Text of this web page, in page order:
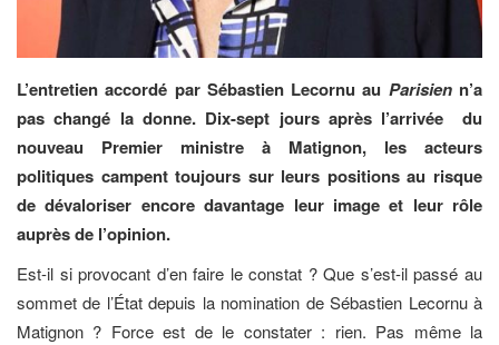
L’entretien accordé par Sébastien Lecornu au Parisienn’a
pas changé la donne. Dix-sept jours après l’arrivée du
nouveau Premier ministre à Matignon, les acteurs
politiques campent toujours sur leurs positions au risque
de dévaloriser encore davantage leur image et leur rôle
auprès de l’opinion.
Est-il si provocant d’en faire le constat ? Que s’est-il passé au
sommet de l’État depuis la nomination de Sébastien Lecornu à
Matignon ? Force est de le constater : rien. Pas même la